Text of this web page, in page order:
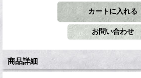
商品詳細